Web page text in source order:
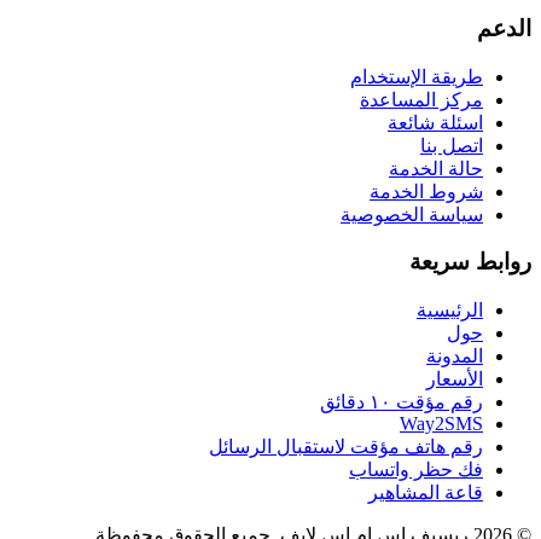
الدعم
طريقة الإستخدام
مركز المساعدة
اسئلة شائعة
اتصل بنا
حالة الخدمة
شروط الخدمة
سياسة الخصوصية
روابط سريعة
الرئيسية
حول
المدونة
الأسعار
رقم مؤقت ١٠ دقائق
Way2SMS
رقم هاتف مؤقت لاستقبال الرسائل
فك حظر واتساب
قاعة المشاهير
© 2026 ريسيف اس ام اس لايف. جميع الحقوق محفوظة